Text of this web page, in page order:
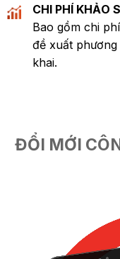
CHI PHÍ KHẢO
Bao gồm chi
đề xuất
khai.
ĐỔI MỚI